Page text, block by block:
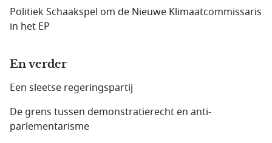
Politiek Schaakspel om de Nieuwe Klimaatcommissaris
in het EP
En verder
Een sleetse regeringspartij
De grens tussen demonstratierecht en anti­
parlementarisme